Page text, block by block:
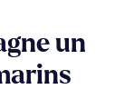
un